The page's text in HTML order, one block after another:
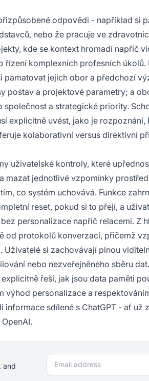
odpovědi - například si
nebo že pracuje ve
kde se kontext hromadí napříč
řízení komplexních profesních
pamatovat jejich obor a předchozí
postav a projektové parametry; a
a strategické priority.
explicitně uvést, jako je
kolaborativní versus direktivní
uživatelské kontroly, které
mazat jednotlivé vzpomínky
co systém uchovává. Funkce
reset, pokud si to přejí, a
personalizace napříč relacemi. Z
od protokolů konverzací, přičemž
si zachovávají plnou
nebo nezveřejněného sběru
řeší, jak jsou data paměti
výhod personalizace a
sdílené s ChatGPT - ať už
and
Email address